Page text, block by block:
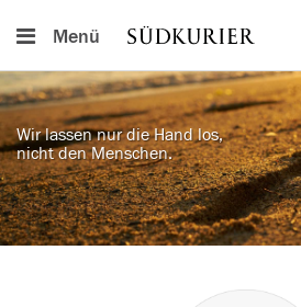
Menü
Wir lassen nur die Hand los,
nicht den Menschen.